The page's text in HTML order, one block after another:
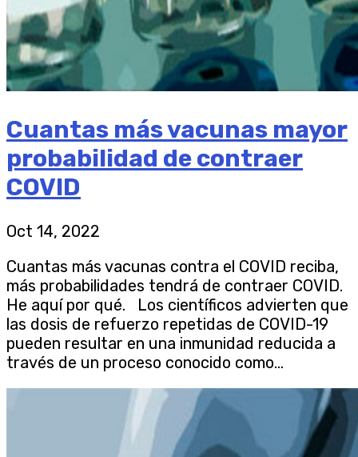
Cuantas más vacunas mayor
probabilidad de contraer
COVID
Oct 14, 2022
Cuantas más vacunas contra el COVID reciba,
más probabilidades tendrá de contraer COVID.
He aquí por qué. Los científicos advierten que
las dosis de refuerzo repetidas de COVID-19
pueden resultar en una inmunidad reducida a
través de un proceso conocido como...